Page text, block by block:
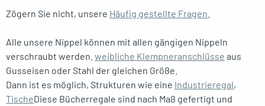
Zögern Sie nicht, unsere Häufig gestellte Fragen
Alle unsere Nippel können mit allen gängigen Nippeln
verschraubt werden. weibliche Klempneranschlüsse aus
Gusseisen oder Stahl der gleichen Größe.
Dann ist es möglich, Strukturen wie eine Industrieregal,
TischeDiese Bücherregale sind nach Maß gefertigt und